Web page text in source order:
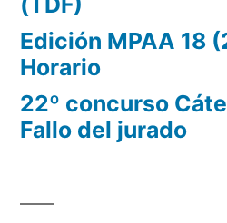
Edición MPAA 18
Horario
22º concurso
Fallo del jurado